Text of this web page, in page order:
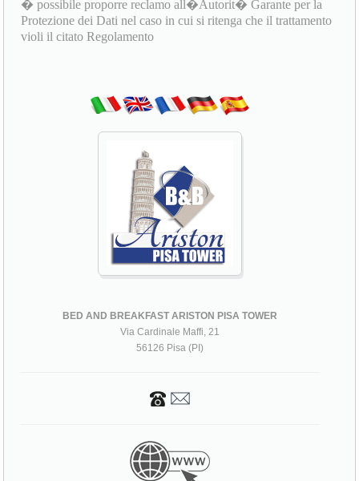
� possibile proporre reclamo all�Autorit� Garante per la
Protezione dei Dati nel caso in cui si ritenga che il trattamento
violi il citato Regolamento
BED AND BREAKFAST ARISTON PISA TOWER
Via Cardinale Maffi, 21
56126 Pisa (PI)